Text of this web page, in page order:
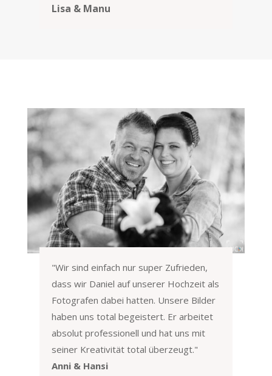
Lisa & Manu
"Wir sind einfach nur super Zufrieden,
dass wir Daniel auf unserer Hochzeit als
Fotografen dabei hatten. Unsere Bilder
haben uns total begeistert. Er arbeitet
absolut professionell und hat uns mit
seiner Kreativität total überzeugt."
Anni & Hansi